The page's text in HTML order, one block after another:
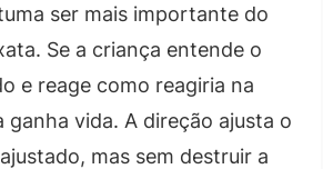
ser mais importante do
Se a criança entende o
e reage como reagiria na
ganha vida. A direção ajusta o
mas sem destruir a